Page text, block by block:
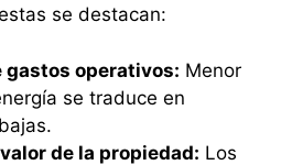
se destacan:
gastos operativos: Menor
se traduce en
de la propiedad: Los